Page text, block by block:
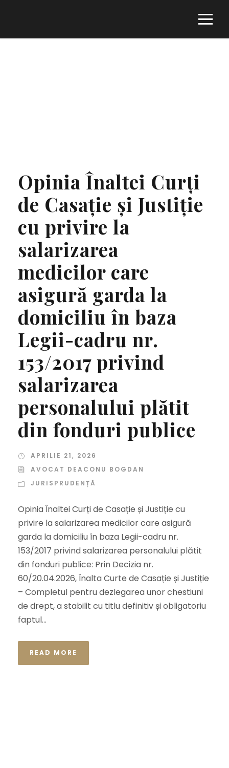
Opinia Înaltei Curți
de Casație și Justiție
cu privire la
salarizarea
medicilor care
asigură garda la
domiciliu în baza
Legii-cadru nr.
153/2017 privind
salarizarea
personalului plătit
din fonduri publice
APRILIE 21, 2026
AVOCAT DEACONU BOGDAN
JURISPRUDENȚĂ
Opinia Înaltei Curți de Casație și Justiție cu
privire la salarizarea medicilor care asigură
garda la domiciliu în baza Legii-cadru nr.
153/2017 privind salarizarea personalului plătit
din fonduri publice: Prin Decizia nr.
60/20.04.2026, Înalta Curte de Casație și Justiție
– Completul pentru dezlegarea unor chestiuni
de drept, a stabilit cu titlu definitiv și obligatoriu
faptul...
READ MORE